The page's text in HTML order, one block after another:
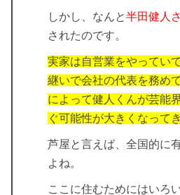
しかし、なんと半田健人
されたのです。
実家は自営業をやってい
継いで会社の代表を務め
によって健人くんが芸能
ぐ可能性が大きくなって
芦屋と言えば、全国的に
よね。
ここに住むためにはいろ